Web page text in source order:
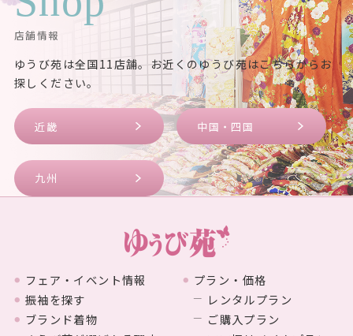
店舗情報
ゆうび苑は全国11店舗。お近くのゆうび苑はこちらからお
探しください。
近畿 中国・四国
九州
フェア・イベント情報
振袖を探す
ブランド着物
プラン・価格
レンタルプラン
ご購入プラン